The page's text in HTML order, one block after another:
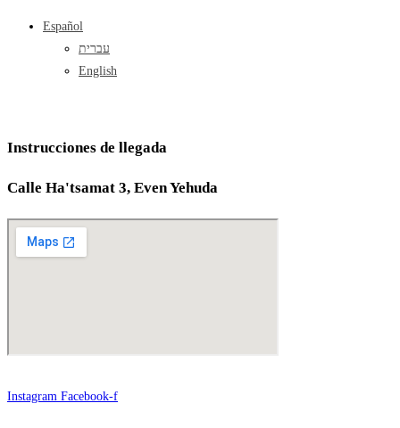
Español
עברית
English
Instrucciones de llegada
Calle Ha'tsamat 3, Even Yehuda
Instagram Facebook-f